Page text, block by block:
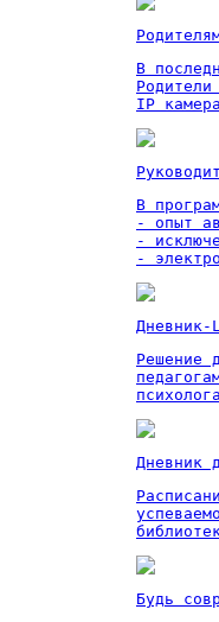
В
IP
В
- опыт
-
-
Дневник-
Решение
Дневник
Будь